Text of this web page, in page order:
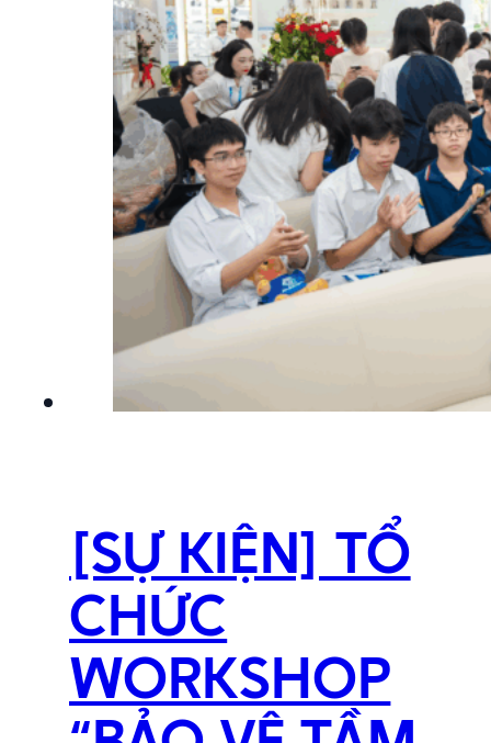
[SỰ KIỆN] TỔ
CHỨC
WORKSHOP